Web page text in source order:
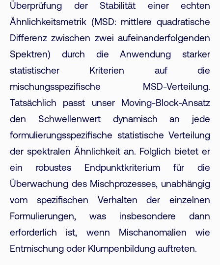
Überprüfung der Stabilität einer echten
Ähnlichkeitsmetrik (MSD: mittlere quadratische
Differenz zwischen zwei aufeinanderfolgenden
Spektren) durch die Anwendung starker
statistischer Kriterien auf die
mischungsspezifische MSD-Verteilung.
Tatsächlich passt unser Moving-Block-Ansatz
den Schwellenwert dynamisch an jede
formulierungsspezifische statistische Verteilung
der spektralen Ähnlichkeit an. Folglich bietet er
ein robustes Endpunktkriterium für die
Überwachung des Mischprozesses, unabhängig
vom spezifischen Verhalten der einzelnen
Formulierungen, was insbesondere dann
erforderlich ist, wenn Mischanomalien wie
Entmischung oder Klumpenbildung auftreten.